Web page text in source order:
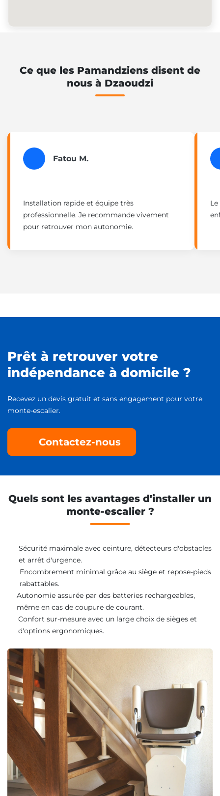
Ce que les Pamandziens disent de
nous à Dzaoudzi
Fatou M.
Installation rapide et équipe très
professionnelle. Je recommande vivement
pour retrouver mon autonomie.
Prêt à retrouver votre
indépendance à domicile ?
Recevez un devis gratuit et sans engagement pour votre
monte-escalier.
Contactez-nous
Quels sont les avantages d'installer un
monte-escalier ?
Sécurité maximale avec ceinture, détecteurs d'obstacles
et arrêt d'urgence.
Encombrement minimal grâce au siège et repose-pieds
rabattables.
Autonomie assurée par des batteries rechargeables,
même en cas de coupure de courant.
Confort sur-mesure avec un large choix de sièges et
d'options ergonomiques.